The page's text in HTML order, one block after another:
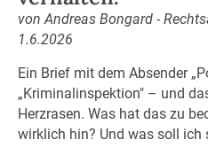
von Andreas Bongard -
1.6.2026
Ein Brief mit dem Absender
„Kriminalinspektion" – und
Herzrasen. Was hat das zu
wirklich hin? Und was soll ich